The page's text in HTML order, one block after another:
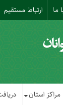
ما ارتباط مستقیم
مراکز استان